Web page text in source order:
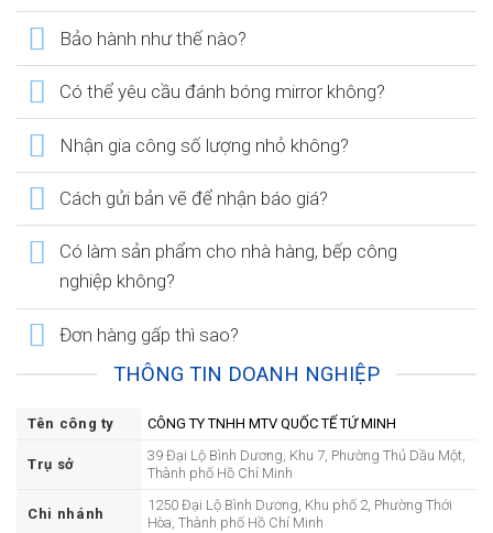
Bảo hành như thế nào?
Có thể yêu cầu đánh bóng mirror không?
Nhận gia công số lượng nhỏ không?
Cách gửi bản vẽ để nhận báo giá?
Có làm sản phẩm cho nhà hàng, bếp công
nghiệp không?
Đơn hàng gấp thì sao?
THÔNG TIN DOANH NGHIỆP
Tên công ty CÔNG TY TNHH MTV QUỐC TẾ TỨ MINH
Trụ sở
39 Đại Lộ Bình Dương, Khu 7, Phường Thủ Dầu Một,
Thành phố Hồ Chí Minh
Chi nhánh
1250 Đại Lộ Bình Dương, Khu phố 2, Phường Thới
Hòa, Thành phố Hồ Chí Minh